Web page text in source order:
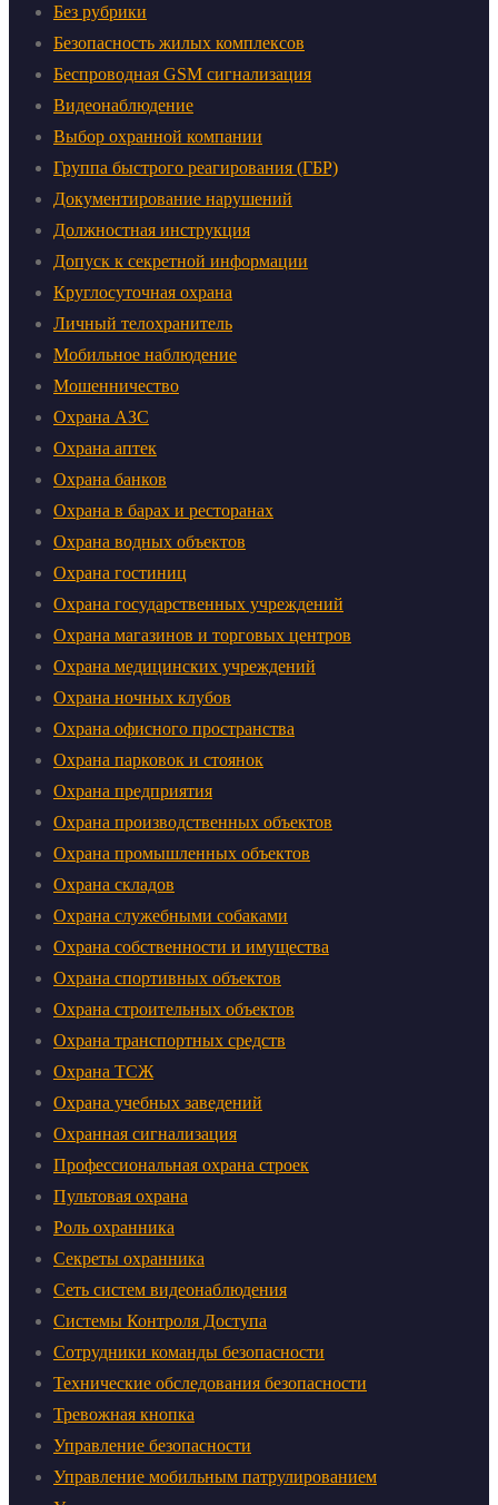
Без рубрики
Безопасность жилых комплексов
Беспроводная GSM сигнализация
Видеонаблюдение
Выбор охранной компании
Группа быстрого реагирования (ГБР)
Документирование нарушений
Должностная инструкция
Допуск к секретной информации
Круглосуточная охрана
Личный телохранитель
Мобильное наблюдение
Мошенничество
Охрана АЗС
Охрана аптек
Охрана банков
Охрана в барах и ресторанах
Охрана водных объектов
Охрана гостиниц
Охрана государственных учреждений
Охрана магазинов и торговых центров
Охрана медицинских учреждений
Охрана ночных клубов
Охрана офисного пространства
Охрана парковок и стоянок
Охрана предприятия
Охрана производственных объектов
Охрана промышленных объектов
Охрана складов
Охрана служебными собаками
Охрана собственности и имущества
Охрана спортивных объектов
Охрана строительных объектов
Охрана транспортных средств
Охрана ТСЖ
Охрана учебных заведений
Охранная сигнализация
Профессиональная охрана строек
Пультовая охрана
Роль охранника
Секреты охранника
Сеть систем видеонаблюдения
Системы Контроля Доступа
Сотрудники команды безопасности
Технические обследования безопасности
Тревожная кнопка
Управление безопасности
Управление мобильным патрулированием